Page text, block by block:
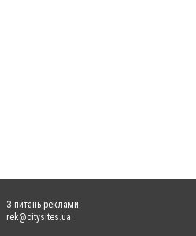
З питань реклами:
rek@citysites.ua